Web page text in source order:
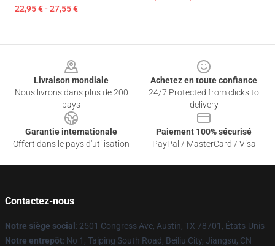
22,95 € - 27,55 €
Livraison mondiale
Nous livrons dans plus de 200
pays
Achetez en toute confiance
24/7 Protected from clicks to
delivery
Garantie internationale
Offert dans le pays d'utilisation
Paiement 100% sécurisé
PayPal / MasterCard / Visa
Contactez-nous
Notre siège social : 2501 Congress Ave, Austin, TX 78701, États-Unis
Notre entrepôt: No 1, Taiping South Road, Beiliu City, Jiangsu, CN